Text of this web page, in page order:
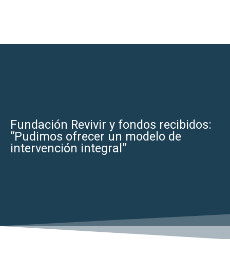
Fundación Revivir y fondos recibidos:
“Pudimos ofrecer un modelo de
intervención integral”